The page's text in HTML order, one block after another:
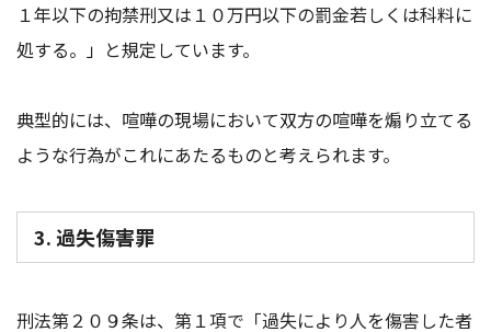
１年以下の拘禁刑又は１０万円以下の罰金若しくは科料に
処する。」と規定しています。
典型的には、喧嘩の現場において双方の喧嘩を煽り立てる
ような行為がこれにあたるものと考えられます。
3. 過失傷害罪
刑法第２０９条は、第１項で「過失により人を傷害した者